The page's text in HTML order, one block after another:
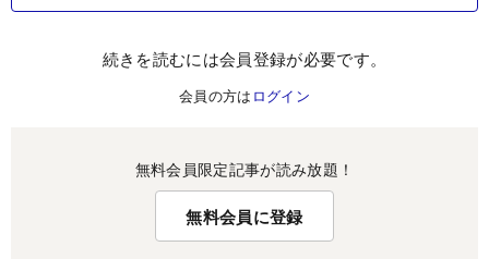
続きを読むには会員登録が必要です。
会員の方は ログイン
無料会員限定記事が読み放題！
無料会員に登録